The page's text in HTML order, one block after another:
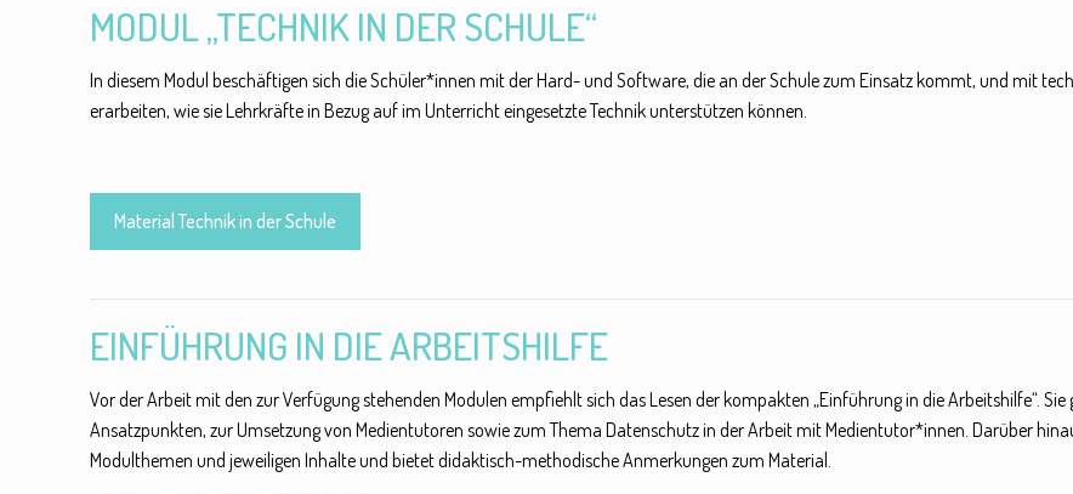
MODUL „TECHNIK IN DER SCHULE“
In diesem Modul beschäftigen sich die Schüler*innen mit der Hard- und Software, die an der Schule zum Einsatz kommt, und mit
erarbeiten, wie sie Lehrkräfte in Bezug auf im Unterricht eingesetzte Technik unterstützen können.
Material Technik in der Schule
EINFÜHRUNG IN DIE ARBEITSHILFE
Vor der Arbeit mit den zur Verfügung stehenden Modulen empfiehlt sich das Lesen der kompakten „Einführung in die Arbeitshilfe“.
Ansatzpunkten, zur Umsetzung von Medientutoren sowie zum Thema Datenschutz in der Arbeit mit Medientutor*innen. Darüber
Modulthemen und jeweiligen Inhalte und bietet didaktisch-methodische Anmerkungen zum Material.